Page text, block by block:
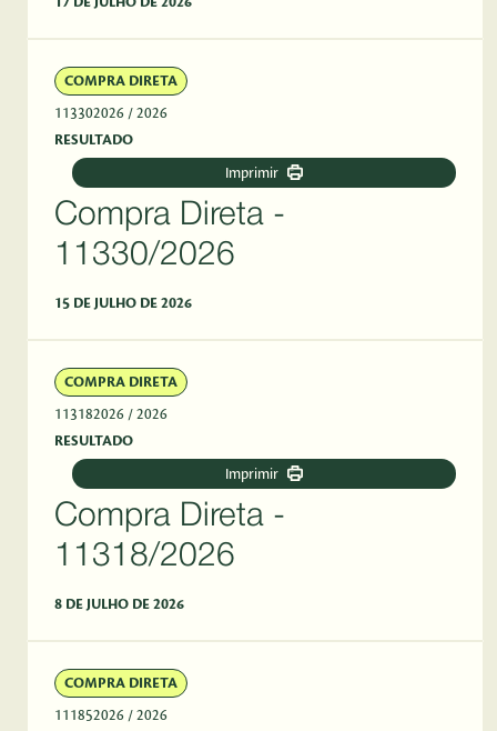
COMPRA DIRETA
113302026 / 2026
RESULTADO
Imprimir
Compra Direta -
11330/2026
15 DE JULHO DE 2026
COMPRA DIRETA
113182026 / 2026
RESULTADO
Imprimir
Compra Direta -
11318/2026
8 DE JULHO DE 2026
COMPRA DIRETA
111852026 / 2026